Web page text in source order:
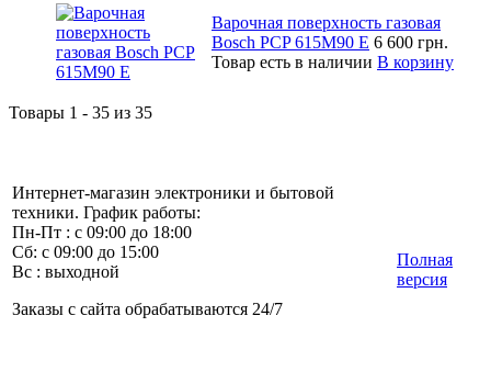
Варочная поверхность газовая
Bosch PCP 615M90 E 6 600 грн.
Товар есть в наличии В корзину
Товары 1 - 35 из 35
Интернет-магазин электроники и бытовой
техники. График работы:
Пн-Пт : с 09:00 до 18:00
Сб: с 09:00 до 15:00
Вс : выходной
Заказы с сайта обрабатываются 24/7
Полная
версия